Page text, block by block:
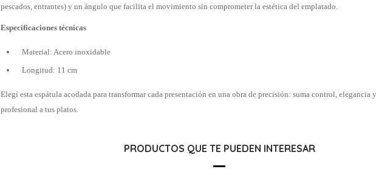
pescados, entrantes) y un ángulo que facilita el movimiento sin comprometer la estética del emplatado.
Especificaciones técnicas
Material: Acero inoxidable
Longitud: 11 cm
Elegí esta espátula acodada para transformar cada presentación en una obra de precisión: suma control, elegancia
profesional a tus platos.
PRODUCTOS QUE TE PUEDEN INTERESAR